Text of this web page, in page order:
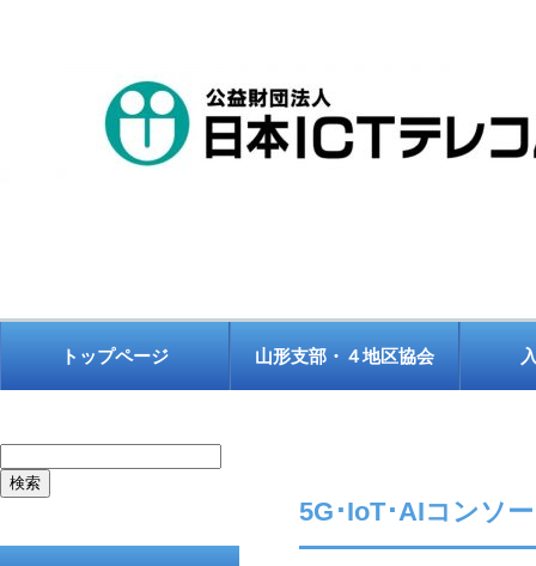
トップページ 山形支部・４地区協会
索:
5G･IoT･AIコンソ